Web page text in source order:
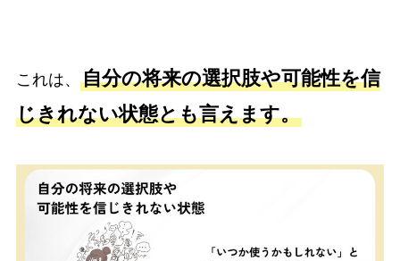
これは、 自分の将来の選択肢や可能性を信
じきれない状態とも言えます。